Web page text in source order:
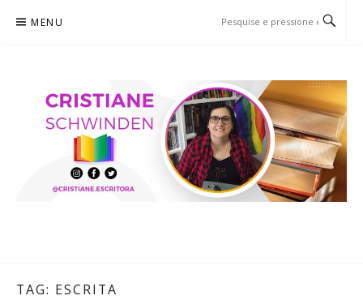
para
MENU
TAG: ESCRITA